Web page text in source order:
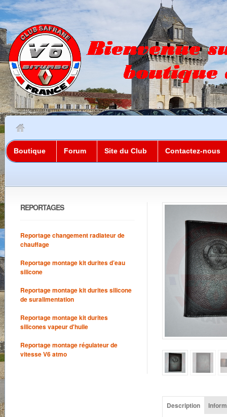
Boutique Forum Site du Club Contactez-nous
Description
REPORTAGES
Reportage changement radiateur de
chauffage
Reportage montage kit durites d’eau
silicone
Reportage montage kit durites silicone
de suralimentation
Reportage montage kit durites
silicones vapeur d'huile
Reportage montage régulateur de
vitesse V6 atmo